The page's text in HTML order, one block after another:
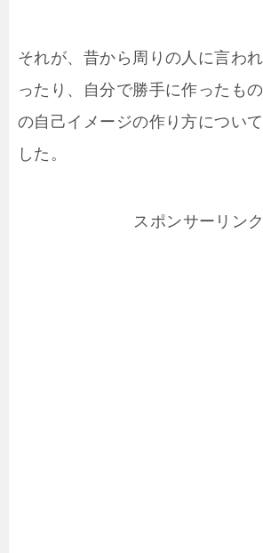
それが、昔から周りの人に言わ
ったり、自分で勝手に作ったも
の自己イメージの作り方につい
した。
スポンサーリンク